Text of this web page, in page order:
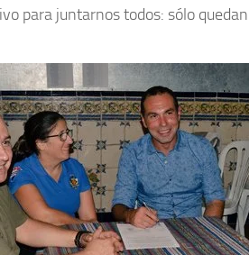
para juntarnos todos: sólo